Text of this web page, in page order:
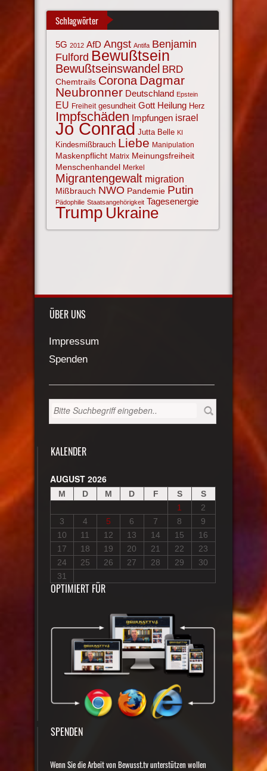
Schlagwörter
5G 2012 AfD Angst Antifa Benjamin
Fulford Bewußtsein
Bewußtseinswandel BRD
Chemtrails Corona Dagmar
Neubronner Deutschland Epstein
EU Freiheit gesundheit Gott Heilung Herz
Impfschäden Impfungen israel
Jo Conrad Jutta Belle KI
Kindesmißbrauch Liebe Manipulation
Maskenpflicht Matrix Meinungsfreiheit
Menschenhandel Merkel
Migrantengewalt migration
Mißbrauch NWO Pandemie Putin
Pädophilie Staatsangehörigkeit Tagesenergie
Trump Ukraine
ÜBER UNS
Impressum
Spenden
KALENDER
AUGUST 2026
M D M D F S
S
1
2
3
4 5 6 7 8
9
10
11 12 13 14 15
16
17
18 19 20 21 22
23
24
25 26 27 28 29
30
31
OPTIMIERT FÜR
SPENDEN
Wenn Sie die Arbeit von Bewusst.tv unterstützen wollen